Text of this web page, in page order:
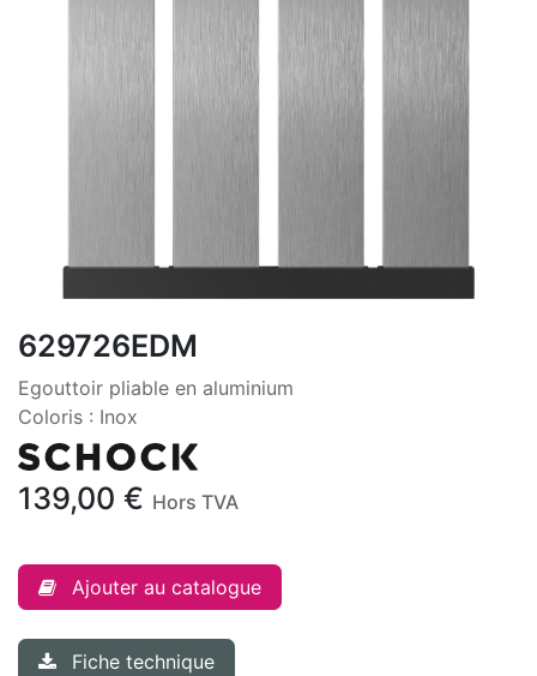
629726EDM
Egouttoir pliable en aluminium
Coloris : Inox
139,00 € Hors TVA
Ajouter au catalogue
Fiche technique